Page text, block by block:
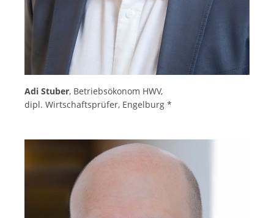
Adi Stuber, Betriebsökonom HWV,
dipl. Wirtschaftsprüfer, Engelburg *